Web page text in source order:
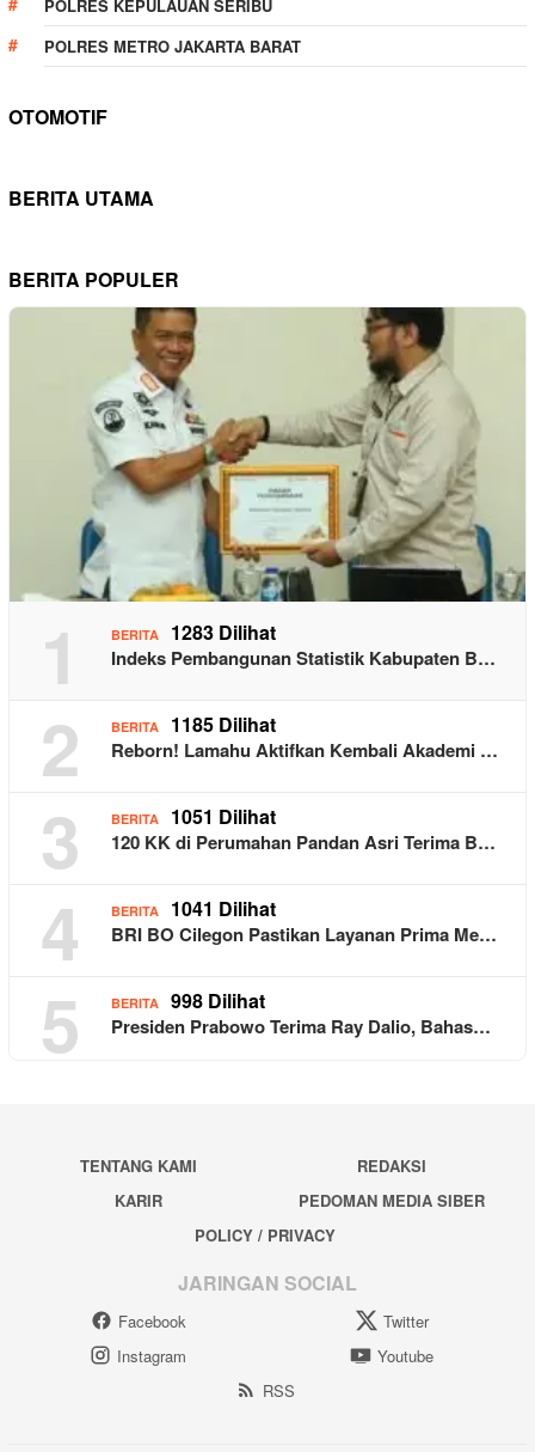
POLRES KEPULAUAN SERIBU
POLRES METRO JAKARTA BARAT
OTOMOTIF
BERITA UTAMA
BERITA POPULER
1 BERITA 1283 Dilihat
Indeks Pembangunan Statistik Kabupaten B…
2 BERITA 1185 Dilihat
Reborn! Lamahu Aktifkan Kembali Akademi …
3 BERITA 1051 Dilihat
120 KK di Perumahan Pandan Asri Terima B…
4 BERITA 1041 Dilihat
BRI BO Cilegon Pastikan Layanan Prima Me…
5 BERITA 998 Dilihat
Presiden Prabowo Terima Ray Dalio, Bahas…
TENTANG KAMI
REDAKSI
KARIR
PEDOMAN MEDIA SIBER
POLICY / PRIVACY
JARINGAN SOCIAL
Facebook
Twitter
Instagram
Youtube
RSS